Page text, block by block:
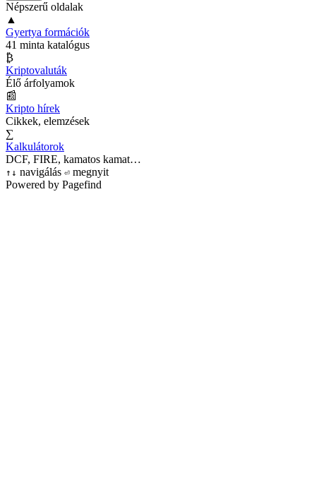
Népszerű oldalak
▲
Gyertya formációk
41 minta katalógus
₿
Kriptovaluták
Élő árfolyamok
📰
Kripto hírek
Cikkek, elemzések
∑
Kalkulátorok
DCF, FIRE, kamatos kamat…
↑ ↓ navigálás ⏎ megnyit
Powered by Pagefind